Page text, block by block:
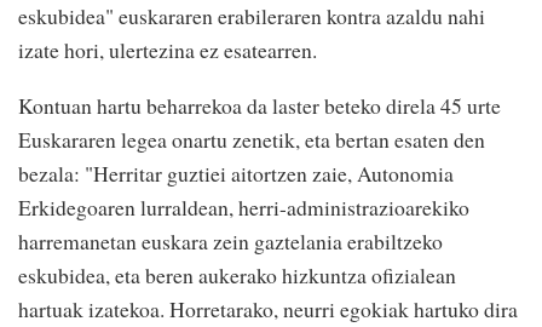
eskubidea" euskararen erabileraren kontra azaldu nahi
izate hori, ulertezina ez esatearren.
Kontuan hartu beharrekoa da laster beteko direla 45 urte
Euskararen legea onartu zenetik, eta bertan esaten den
bezala: "Herritar guztiei aitortzen zaie, Autonomia
Erkidegoaren lurraldean, herri-administrazioarekiko
harremanetan euskara zein gaztelania erabiltzeko
eskubidea, eta beren aukerako hizkuntza ofizialean
hartuak izatekoa. Horretarako, neurri egokiak hartuko dira